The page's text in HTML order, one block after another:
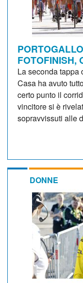
FOTOFINISH,
La seconda tappa
Casa ha avuto
certo punto il
vincitore si è
sopravvissuti alle
DONNE